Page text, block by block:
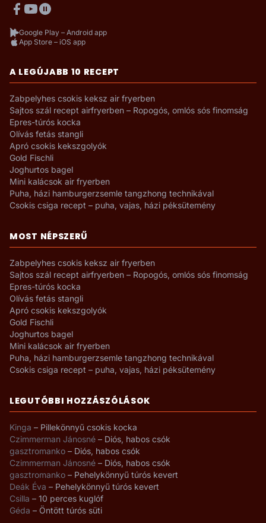
Google Play – Android app
App Store – iOS app
A LEGÚJABB 10 RECEPT
Zabpelyhes csokis keksz air fryerben
Sajtos szál recept airfryerben – Ropogós, omlós sós finomság
Epres-túrós kocka
Olívás fetás stangli
Apró csokis kekszgolyók
Gold Fischli
Joghurtos bagel
Mini kalácsok air fryerben
Puha, házi hamburgerzsemle tangzhong technikával
Csokis csiga recept – puha, vajas, házi péksütemény
MOST NÉPSZERŰ
Zabpelyhes csokis keksz air fryerben
Sajtos szál recept airfryerben – Ropogós, omlós sós finomság
Epres-túrós kocka
Olívás fetás stangli
Apró csokis kekszgolyók
Gold Fischli
Joghurtos bagel
Mini kalácsok air fryerben
Puha, házi hamburgerzsemle tangzhong technikával
Csokis csiga recept – puha, vajas, házi péksütemény
LEGUTÓBBI HOZZÁSZÓLÁSOK
Kinga – Pillekönnyű csokis kocka
Czimmerman Jánosné – Diós, habos csók
gasztromanko – Diós, habos csók
Czimmerman Jánosné – Diós, habos csók
gasztromanko – Pehelykönnyű túrós kevert
Deák Éva – Pehelykönnyű túrós kevert
Csilla – 10 perces kuglóf
Géda – Öntött túrós süti